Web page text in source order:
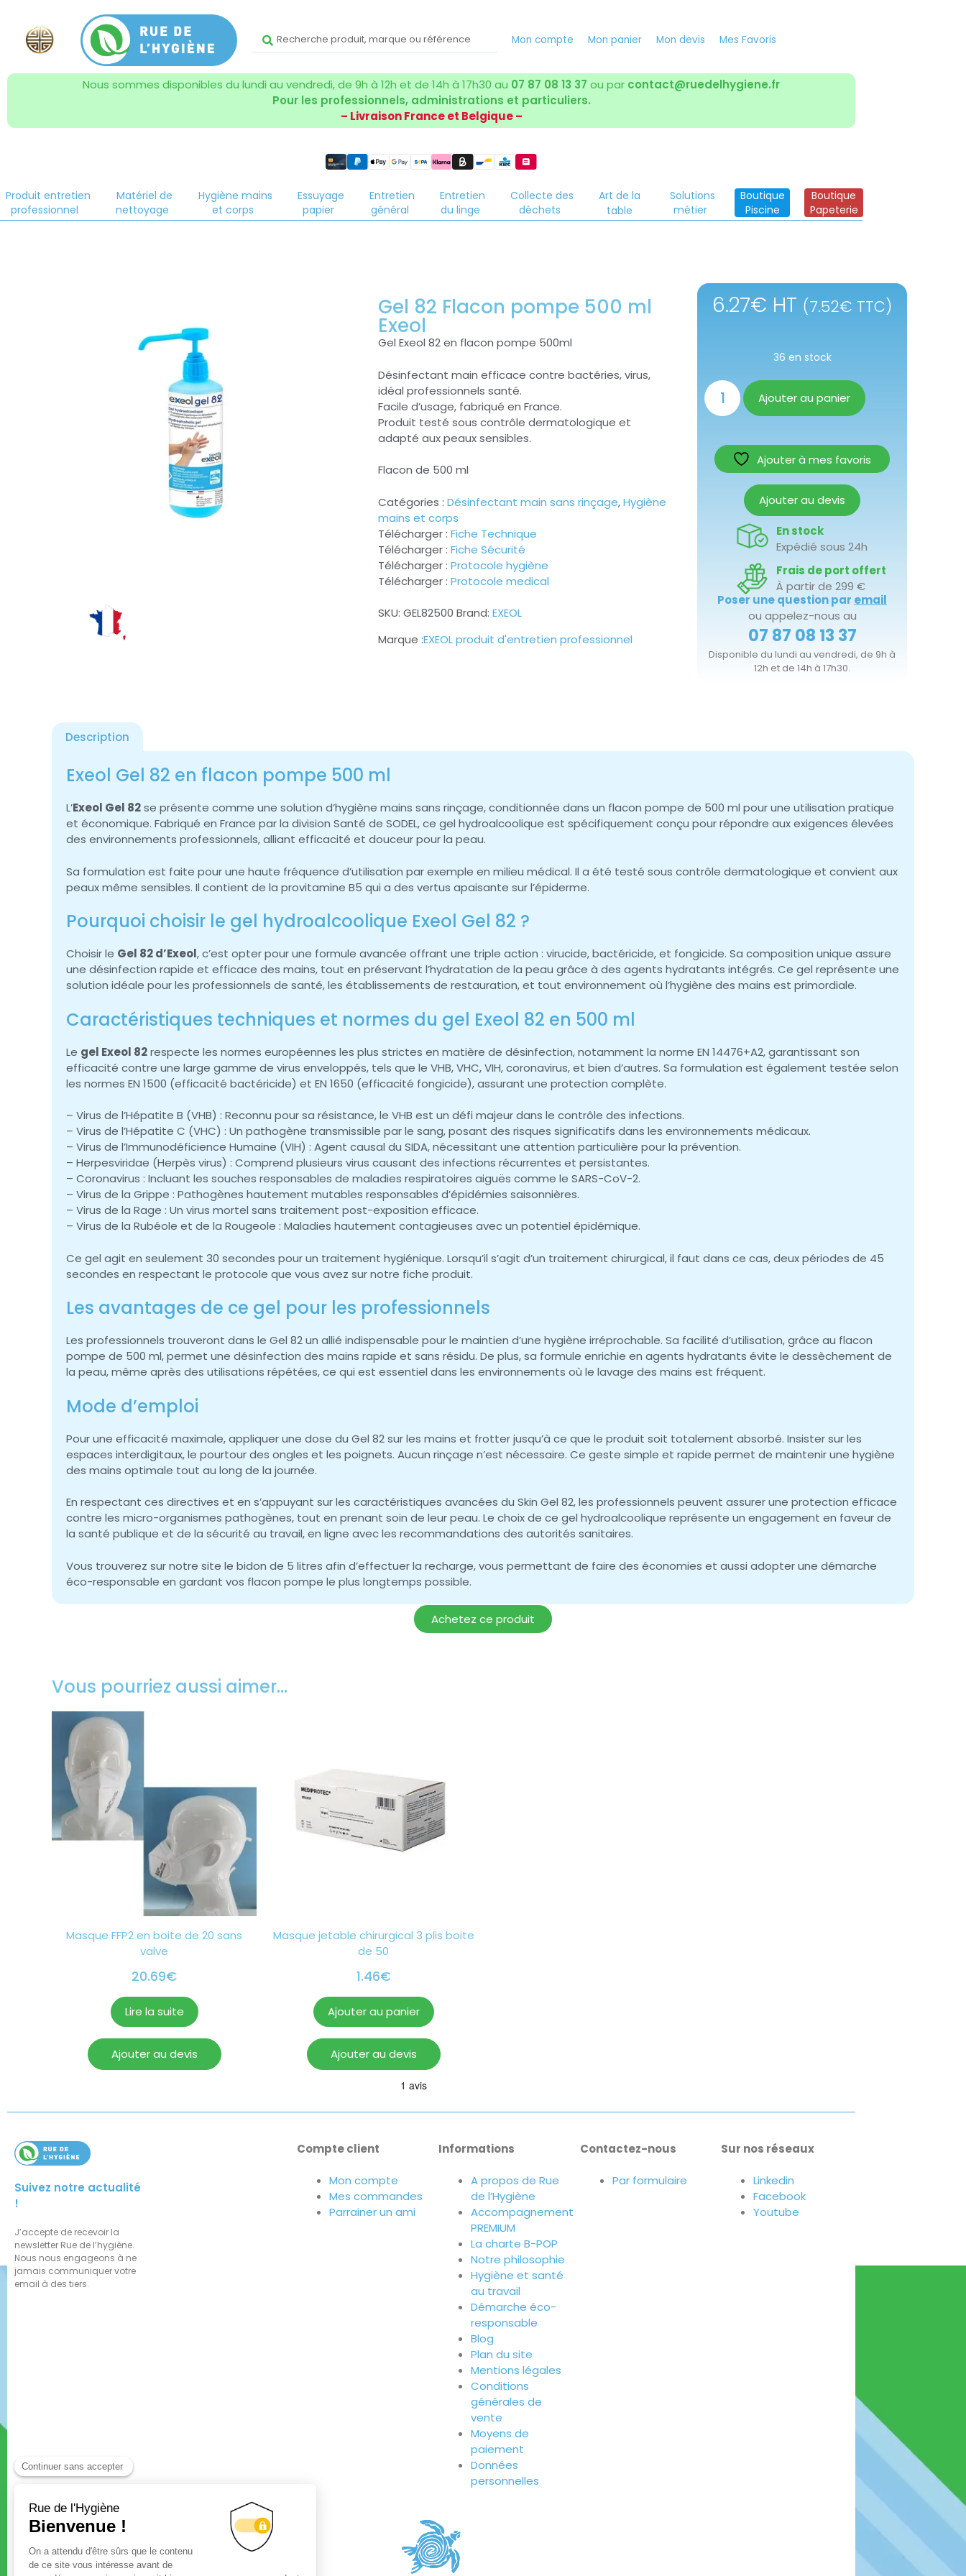
Mon compte Mon panier Mon devis Mes Favoris
Nous sommes disponibles du lundi au vendredi, de 9h à 12h et de 14h à 17h30 au 07 87 08 13 37 ou par contact@ruedelhygiene.fr
Pour les professionnels, administrations et particuliers.
– Livraison France et Belgique –
Produit entretien
professionnel
Matériel de
nettoyage
Hygiène mains
et corps
Essuyage
papier
Entretien
général
Entretien
du linge
Collecte des
déchets
Art de la
table
Solutions
métier
Boutique
Piscine
Boutique
Papeterie
Gel 82 Flacon pompe 500 ml
Exeol
Gel Exeol 82 en flacon pompe 500ml
Désinfectant main efficace contre bactéries, virus,
idéal professionnels santé.
Facile d’usage, fabriqué en France.
Produit testé sous contrôle dermatologique et
adapté aux peaux sensibles.
Flacon de 500 ml
Catégories : Désinfectant main sans rinçage,Hygiène
mains et corps
Télécharger : Fiche Technique
Télécharger : Fiche Sécurité
Télécharger : Protocole hygiène
Télécharger : Protocole medical
SKU: GEL82500 Brand: EXEOL
EXEOL produit d'entretien professionnel
6.27€ HT (7.52€ TTC)
36 en stock
Ajouter au panier
Ajouter à mes favoris
Ajouter au devis
En stock
Expédié sous 24h
Frais de port offert
À partir de 299 €
Poser une question par email
ou appelez-nous au
07 87 08 13 37
Disponible du lundi au vendredi, de 9h à
12h et de 14h à 17h30.
Description
Exeol Gel 82 en flacon pompe 500 ml
L’Exeol Gel 82se présente comme une solution d’hygiène mains sans rinçage, conditionnée dans un flacon pompe de 500 ml pour une utilisation pratique
et économique. Fabriqué en France par la division Santé de SODEL, ce gel hydroalcoolique est spécifiquement conçu pour répondre aux exigences élevées
des environnements professionnels, alliant efficacité et douceur pour la peau.
Sa formulation est faite pour une haute fréquence d’utilisation par exemple en milieu médical. Il a été testé sous contrôle dermatologique et convient aux
peaux même sensibles. Il contient de la provitamine B5 qui a des vertus apaisante sur l’épiderme.
Pourquoi choisir le gel hydroalcoolique Exeol Gel 82 ?
Choisir le Gel 82 d’Exeol, c’est opter pour une formule avancée offrant une triple action : virucide, bactéricide, et fongicide. Sa composition unique assure
une désinfection rapide et efficace des mains, tout en préservant l’hydratation de la peau grâce à des agents hydratants intégrés. Ce gel représente une
solution idéale pour les professionnels de santé, les établissements de restauration, et tout environnement où l’hygiène des mains est primordiale.
Caractéristiques techniques et normes du gel Exeol 82 en 500 ml
Le gel Exeol 82respecte les normes européennes les plus strictes en matière de désinfection, notamment la norme EN 14476+A2, garantissant son
efficacité contre une large gamme de virus enveloppés, tels que le VHB, VHC, VIH, coronavirus, et bien d’autres. Sa formulation est également testée selon
les normes EN 1500 (efficacité bactéricide) et EN 1650 (efficacité fongicide), assurant une protection complète.
– Virus de l’Hépatite B (VHB) : Reconnu pour sa résistance, le VHB est un défi majeur dans le contrôle des infections.
– Virus de l’Hépatite C (VHC) : Un pathogène transmissible par le sang, posant des risques significatifs dans les environnements médicaux.
– Virus de l’Immunodéficience Humaine (VIH) : Agent causal du SIDA, nécessitant une attention particulière pour la prévention.
– Herpesviridae (Herpès virus) : Comprend plusieurs virus causant des infections récurrentes et persistantes.
– Coronavirus : Incluant les souches responsables de maladies respiratoires aiguës comme le SARS-CoV-2.
– Virus de la Grippe : Pathogènes hautement mutables responsables d’épidémies saisonnières.
– Virus de la Rage : Un virus mortel sans traitement post-exposition efficace.
– Virus de la Rubéole et de la Rougeole : Maladies hautement contagieuses avec un potentiel épidémique.
Ce gel agit en seulement 30 secondes pour un traitement hygiénique. Lorsqu’il s’agit d’un traitement chirurgical, il faut dans ce cas, deux périodes de 45
secondes en respectant le protocole que vous avez sur notre fiche produit.
Les avantages de ce gel pour les professionnels
Les professionnels trouveront dans le Gel 82 un allié indispensable pour le maintien d’une hygiène irréprochable. Sa facilité d’utilisation, grâce au flacon
pompe de 500 ml, permet une désinfection des mains rapide et sans résidu. De plus, sa formule enrichie en agents hydratants évite le dessèchement de
la peau, même après des utilisations répétées, ce qui est essentiel dans les environnements où le lavage des mains est fréquent.
Mode d’emploi
Pour une efficacité maximale, appliquer une dose du Gel 82 sur les mains et frotter jusqu’à ce que le produit soit totalement absorbé. Insister sur les
espaces interdigitaux, le pourtour des ongles et les poignets. Aucun rinçage n’est nécessaire. Ce geste simple et rapide permet de maintenir une hygiène
des mains optimale tout au long de la journée.
En respectant ces directives et en s’appuyant sur les caractéristiques avancées du Skin Gel 82, les professionnels peuvent assurer une protection efficace
contre les micro-organismes pathogènes, tout en prenant soin de leur peau. Le choix de ce gel hydroalcoolique représente un engagement en faveur de
la santé publique et de la sécurité au travail, en ligne avec les recommandations des autorités sanitaires.
Vous trouverez sur notre site le bidon de 5 litres afin d’effectuer la recharge, vous permettant de faire des économies et aussi adopter une démarche
éco-responsable en gardant vos flacon pompe le plus longtemps possible.
Achetez ce produit
Vous pourriez aussi aimer…
Masque FFP2 en boite de 20 sans
valve
20.69€
Lire la suite
Ajouter au devis
Masque jetable chirurgical 3 plis boite
de 50
1.46€
Ajouter au panier
Ajouter au devis
Suivez notre actualité
!
J’accepte de recevoir la
newsletter Rue de l’hygiène.
Nous nous engageons à ne
jamais communiquer votre
email à des tiers.
Compte client
Mon compte
Mes commandes
Parrainer un ami
Informations
A propos de Rue
de l’Hygiène
Accompagnement
PREMIUM
La charte B-POP
Notre philosophie
Hygiène et santé
au travail
Démarche éco-
responsable
Blog
Plan du site
Mentions légales
Conditions
générales de
vente
Moyens de
paiement
Données
personnelles
Contactez-nous
Par formulaire
Sur nos réseaux
Linkedin
Facebook
Youtube